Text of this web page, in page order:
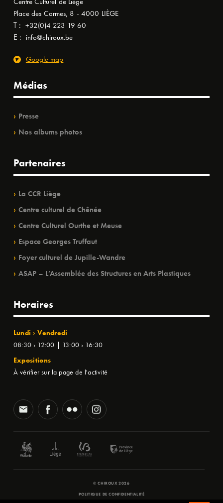
Place des Carmes, 8 - 4000 LIÈGE
T : +32(0)4 223 19 60
E : info@chiroux.be
Google map
Médias
Presse
Nos albums photos
Partenaires
La CCR Liège
Centre culturel de Chênée
Centre Culturel Ourthe et Meuse
Espace Georges Truffaut
Foyer culturel de Jupille-Wandre
ASAP – L’Assemblée des Structures en Arts Plastiques
Horaires
Lundi › Vendredi
08:30 › 12:00 | 13:00 › 16:30
Expositions
À vérifier sur la page de l'activité
© CHIROUX 2026
POLITIQUE DE CONFIDENTIALITÉ